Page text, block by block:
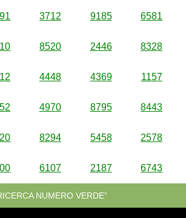
3712 9185 6581
8520 2446 8328
4448 4369 1157
4970 8795 8443
8294 5458 2578
6107 2187 6743
NUMERO VERDE”